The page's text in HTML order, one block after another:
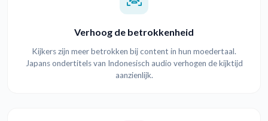
Verhoog de betrokkenheid
Kijkers zijn meer betrokken bij content in hun moedertaal.
Japans ondertitels van Indonesisch audio verhogen de kijktijd
aanzienlijk.